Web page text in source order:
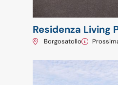
Residenza Living
Borgosatollo